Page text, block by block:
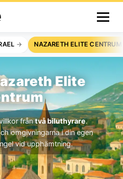
NAZARETH ELITE CENTRUM
Elite
fråntvå biluthyrare.
omgivningarna i din egen
vid upphämtning.